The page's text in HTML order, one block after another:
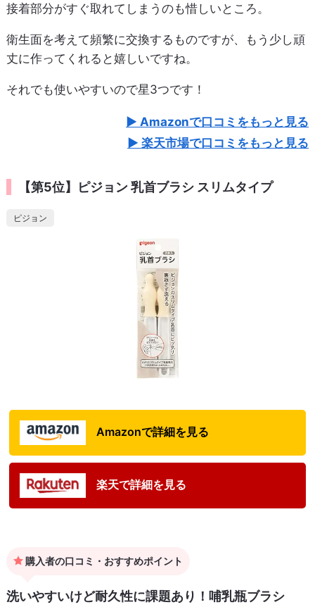
接着部分がすぐ取れてしまうのも惜しいところ。
衛生面を考えて頻繁に交換するものですが、もう少し頑
丈に作ってくれると嬉しいですね。
それでも使いやすいので星3つです！
Amazonで口コミをもっと見る
楽天市場で口コミをもっと見る
【第5位】ピジョン 乳首ブラシ スリムタイプ
ピジョン
Amazonで詳細を見る
楽天で詳細を見る
購入者の口コミ・おすすめポイント
洗いやすいけど耐久性に課題あり！哺乳瓶ブラシ